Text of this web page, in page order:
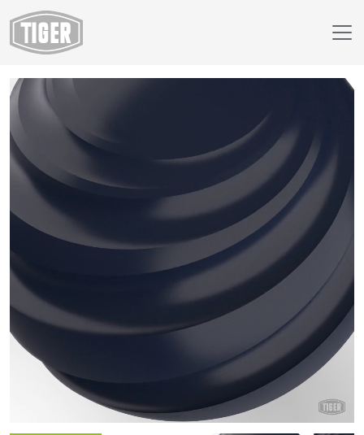
Boutique en ligne
18/41930 - RAL 5011 Bleu acier